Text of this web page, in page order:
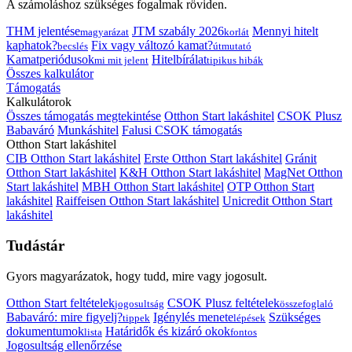
A számoláshoz szükséges fogalmak röviden.
THM jelentésemagyarázat JTM szabály 2026korlát Mennyi hitelt
kaphatok?becslés Fix vagy változó kamat?útmutató
Kamatperiódusokmi mit jelent Hitelbírálattipikus hibák
Összes kalkulátor
Támogatás
Kalkulátorok
Összes támogatás megtekintése Otthon Start lakáshitel CSOK Plusz
Babaváró Munkáshitel Falusi CSOK támogatás
Otthon Start lakáshitel
CIB Otthon Start lakáshitel Erste Otthon Start lakáshitel Gránit
Otthon Start lakáshitel K&H Otthon Start lakáshitel MagNet Otthon
Start lakáshitel MBH Otthon Start lakáshitel OTP Otthon Start
lakáshitel Raiffeisen Otthon Start lakáshitel Unicredit Otthon Start
lakáshitel
Tudástár
Gyors magyarázatok, hogy tudd, mire vagy jogosult.
Otthon Start feltételekjogosultság CSOK Plusz feltételekösszefoglaló
Babaváró: mire figyelj?tippek Igénylés menetelépések Szükséges
dokumentumoklista Határidők és kizáró okokfontos
Jogosultság ellenőrzése